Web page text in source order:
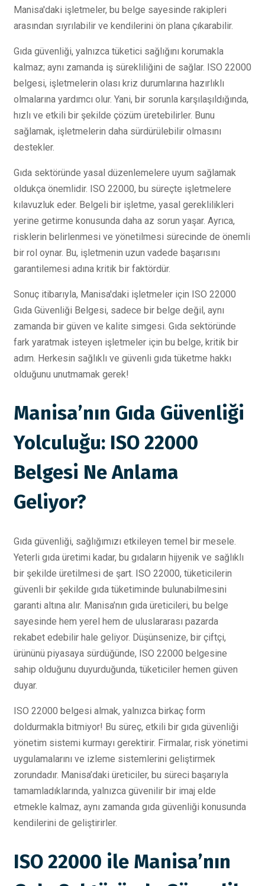
Manisa'daki işletmeler, bu belge sayesinde rakipleri
arasından sıyrılabilir ve kendilerini ön plana çıkarabilir.
Gıda güvenliği, yalnızca tüketici sağlığını korumakla
kalmaz; aynı zamanda iş sürekliliğini de sağlar. ISO 22000
belgesi, işletmelerin olası kriz durumlarına hazırlıklı
olmalarına yardımcı olur. Yani, bir sorunla karşılaşıldığında,
hızlı ve etkili bir şekilde çözüm üretebilirler. Bunu
sağlamak, işletmelerin daha sürdürülebilir olmasını
destekler.
Gıda sektöründe yasal düzenlemelere uyum sağlamak
oldukça önemlidir. ISO 22000, bu süreçte işletmelere
kılavuzluk eder. Belgeli bir işletme, yasal gereklilikleri
yerine getirme konusunda daha az sorun yaşar. Ayrıca,
risklerin belirlenmesi ve yönetilmesi sürecinde de önemli
bir rol oynar. Bu, işletmenin uzun vadede başarısını
garantilemesi adına kritik bir faktördür.
Sonuç itibarıyla, Manisa'daki işletmeler için ISO 22000
Gıda Güvenliği Belgesi, sadece bir belge değil, aynı
zamanda bir güven ve kalite simgesi. Gıda sektöründe
fark yaratmak isteyen işletmeler için bu belge, kritik bir
adım. Herkesin sağlıklı ve güvenli gıda tüketme hakkı
olduğunu unutmamak gerek!
Manisa’nın Gıda Güvenliği
Yolculuğu: ISO 22000
Belgesi Ne Anlama
Geliyor?
Gıda güvenliği, sağlığımızı etkileyen temel bir mesele.
Yeterli gıda üretimi kadar, bu gıdaların hijyenik ve sağlıklı
bir şekilde üretilmesi de şart. ISO 22000, tüketicilerin
güvenli bir şekilde gıda tüketiminde bulunabilmesini
garanti altına alır. Manisa’nın gıda üreticileri, bu belge
sayesinde hem yerel hem de uluslararası pazarda
rekabet edebilir hale geliyor. Düşünsenize, bir çiftçi,
ürününü piyasaya sürdüğünde, ISO 22000 belgesine
sahip olduğunu duyurduğunda, tüketiciler hemen güven
duyar.
ISO 22000 belgesi almak, yalnızca birkaç form
doldurmakla bitmiyor! Bu süreç, etkili bir gıda güvenliği
yönetim sistemi kurmayı gerektirir. Firmalar, risk yönetimi
uygulamalarını ve izleme sistemlerini geliştirmek
zorundadır. Manisa’daki üreticiler, bu süreci başarıyla
tamamladıklarında, yalnızca güvenilir bir imaj elde
etmekle kalmaz, aynı zamanda gıda güvenliği konusunda
kendilerini de geliştirirler.
ISO 22000 ile Manisa’nın